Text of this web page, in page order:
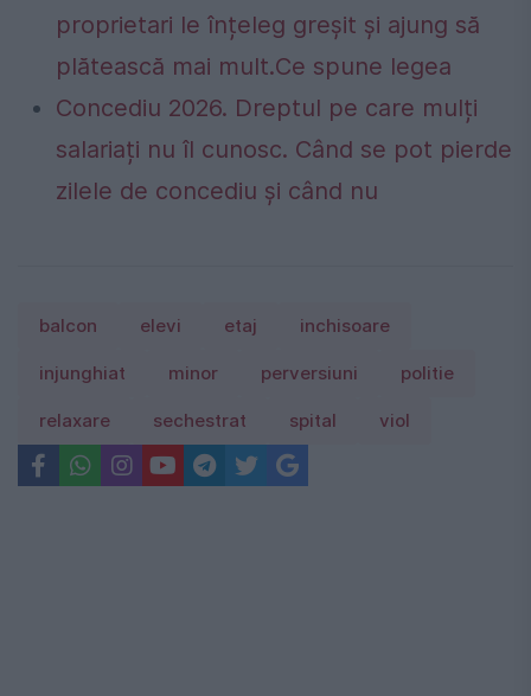
proprietari le înțeleg greșit și ajung să
plătească mai mult.Ce spune legea
Concediu 2026. Dreptul pe care mulți
salariați nu îl cunosc. Când se pot pierde
zilele de concediu și când nu
balcon elevi etaj inchisoare
injunghiat minor perversiuni politie
relaxare sechestrat spital viol